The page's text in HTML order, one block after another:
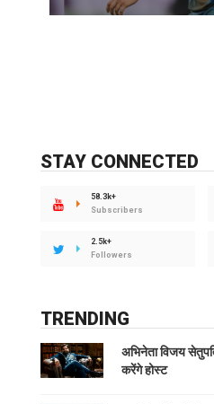
STAY CONNECTED
58.3k+
Subscribers
2.5k+
Followers
TRENDING
अभिनेता विजय
करेंगे होस्ट